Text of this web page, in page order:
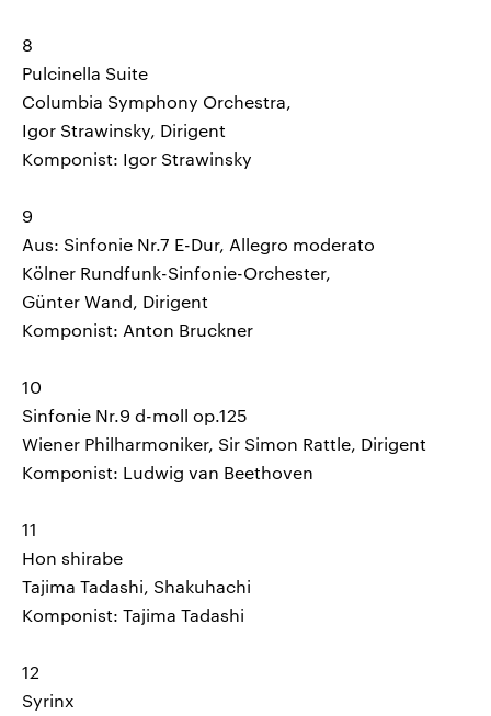
8
Pulcinella Suite
Columbia Symphony Orchestra,
Igor Strawinsky, Dirigent
Komponist: Igor Strawinsky
9
Aus: Sinfonie Nr.7 E-Dur, Allegro moderato
Kölner Rundfunk-Sinfonie-Orchester,
Günter Wand, Dirigent
Komponist: Anton Bruckner
10
Sinfonie Nr.9 d-moll op.125
Wiener Philharmoniker, Sir Simon Rattle, Dirigent
Komponist: Ludwig van Beethoven
11
Hon shirabe
Tajima Tadashi, Shakuhachi
Komponist: Tajima Tadashi
12
Syrinx